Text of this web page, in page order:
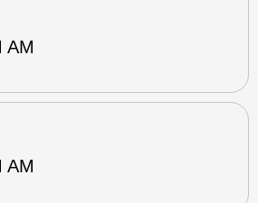
AM
AM